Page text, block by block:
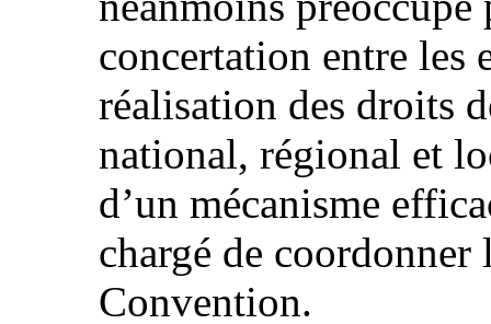
concertation entre les
réalisation des droits
national, régional et
d’un mécanisme
chargé de
Convention.